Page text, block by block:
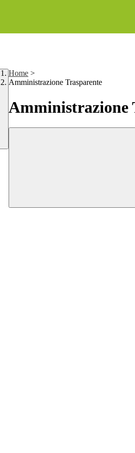
Home >
Amministrazione Trasparente
Amministrazione